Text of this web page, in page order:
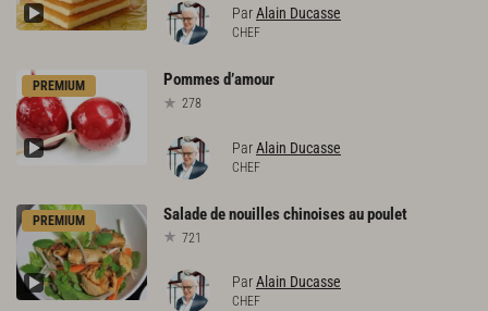
ParAlain Ducasse
CHEF
PREMIUM Pommesd’amour
278
ParAlain Ducasse
CHEF
PREMIUM Saladedenouilleschinoisesaupoulet
721
ParAlain Ducasse
CHEF